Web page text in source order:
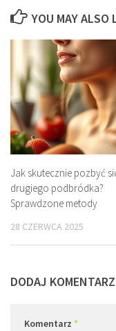
YOU MAY ALSO
Jak skutecznie pozbyć
drugiego podbródka?
Sprawdzone metody
28 CZERWCA 2025
DODAJ KOMENTARZ
Komentarz *